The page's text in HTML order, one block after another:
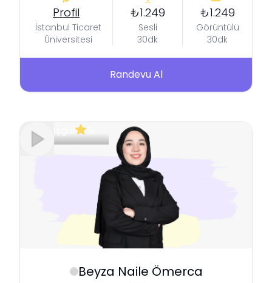
Profil
İstanbul Ticaret
Üniversitesi
₺1.249
Sesli
30dk
₺1.249
Görüntülü
30dk
Randevu Al
Beyza Naile Ömerca